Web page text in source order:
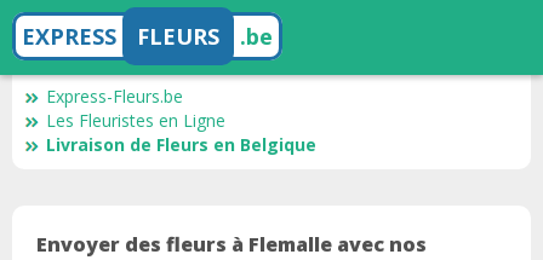
EXPRESS FLEURS .be
Express-Fleurs.be
Les Fleuristes en Ligne
Livraison de Fleurs en Belgique
Envoyer des fleurs à Flemalle avec nos